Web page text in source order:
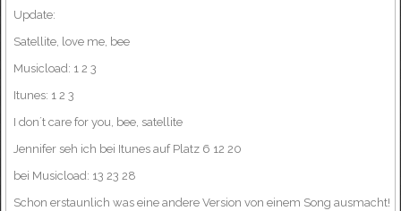
Update:
Satellite, love me, bee
Musicload: 1 2 3
Itunes: 1 2 3
I don´t care for you, bee, satellite
Jennifer seh ich bei Itunes auf Platz 6 12 20
bei Musicload: 13 23 28
Schon erstaunlich was eine andere Version von einem Song ausmacht!